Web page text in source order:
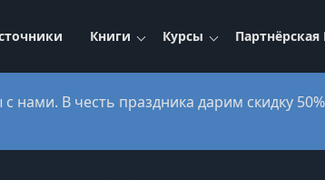
Книги Курсы
нами. В честь праздника дарим скидку